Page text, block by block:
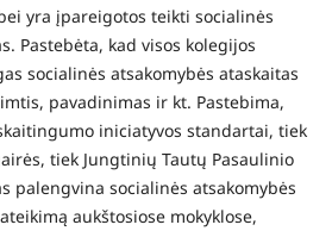
yra įpareigotos teikti socialinės
Pastebėta, kad visos kolegijos
socialinės atsakomybės ataskaitas
pavadinimas ir kt. Pastebima,
iniciatyvos standartai, tiek
tiek Jungtinių Tautų Pasaulinio
palengvina socialinės atsakomybės
aukštosiose mokyklose,